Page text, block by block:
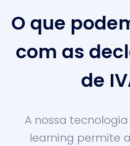
O que
com as
de
A nossa
learning permite